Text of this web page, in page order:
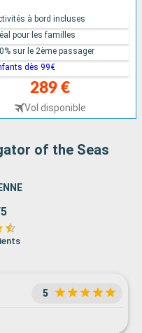
289 €
Vol disponible
à bord incluses
pour les familles
sur le 2ème passager
dès 99€
of the Seas
5